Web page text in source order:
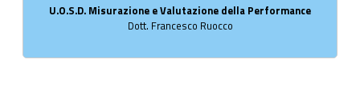
U.O.S.D. Misurazione e Valutazione della Performance
Dott. Francesco Ruocco